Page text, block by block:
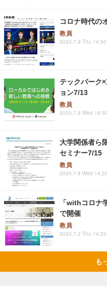
コロナ時代の
教員
2020.7.9 Thu 14:50
テックパーク
ョン7/13
教員
2020.7.8 Wed 16:50
大学関係者ら
セミナー7/15
教員
2020.7.8 Wed 14:20
「withコロナ
で開催
教員
2020.7.2 Thu 14:20
も